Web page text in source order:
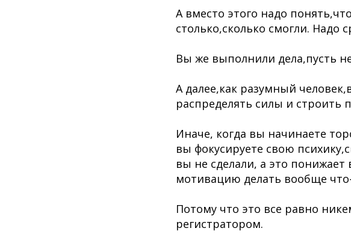
А вместо этого надо
столько,сколько смогли. Надо
Вы же выполнили дела,пусть не
А далее,как разумный
распределять силы и строить
Иначе, когда вы начинаете
вы фокусируете свою
вы не сделали, а это понижает
мотивацию делать вообще
Потому что это все равно
регистратором.